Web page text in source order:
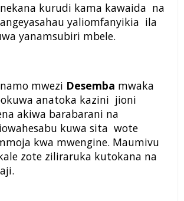
kurudi kama kawaida na
yaliomfanyikia ila
yanamsubiri mbele.
mwezi Desemba mwaka
anatoka kazini jioni
akiwa barabarani na
kuwa sita wote
kwa mwengine. Maumivu
zote ziliraruka kutokana na